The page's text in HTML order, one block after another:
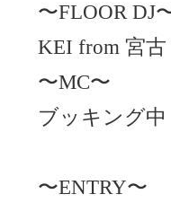
〜FLOOR
KEI from 宮古
〜MC〜
ブッキング中
〜ENTRY〜